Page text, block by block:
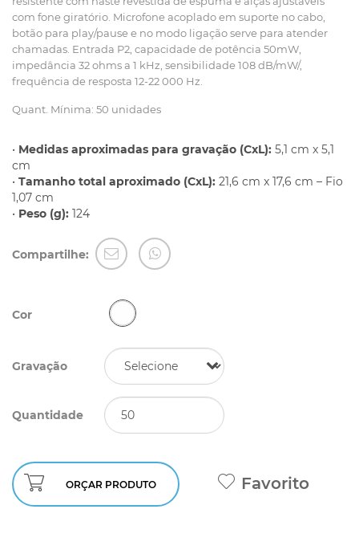
com fone giratório. Microfone acoplado em suporte no cabo,
botão para play/pause e no modo ligação serve para atender
chamadas. Entrada P2, capacidade de potência 50mW,
impedância 32 ohms a 1 kHz, sensibilidade 108 dB/mW/,
frequência de resposta 12-22 000 Hz.
Quant. Mínima: 50 unidades
• Medidas aproximadas para gravação (CxL): 5,1 cm x 5,1
cm
• Tamanho total aproximado (CxL): 21,6 cm x 17,6 cm – Fio
1,07 cm
• Peso (g): 124
Compartilhe:
Cor
Gravação
Quantidade
ORÇAR PRODUTO Favorito